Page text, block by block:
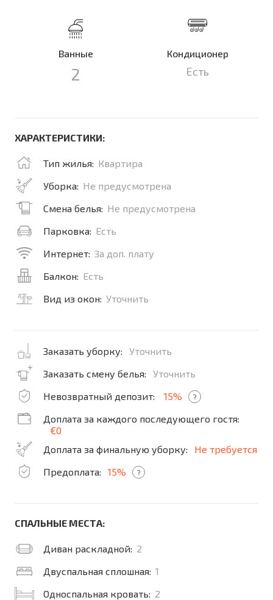
Ванные
2
Кондиционер
Есть
ХАРАКТЕРИСТИКИ:
Тип жилья: Квартира
Уборка: Не предусмотрена
Смена белья: Не предусмотрена
Парковка: Есть
Интернет: За доп. плату
Балкон: Есть
Вид из окон: Уточнить
Заказать уборку:
Уточнить
Заказать смену белья:
Уточнить
Невозвратный депозит:
15% ?
Доплата за каждого последующего гостя:
€0
Доплата за финальную уборку:
Не требуется
Предоплата:
15% ?
СПАЛЬНЫЕ МЕСТА:
Диван раскладной: 2
Двуспальная сплошная: 1
Односпальная кровать: 2